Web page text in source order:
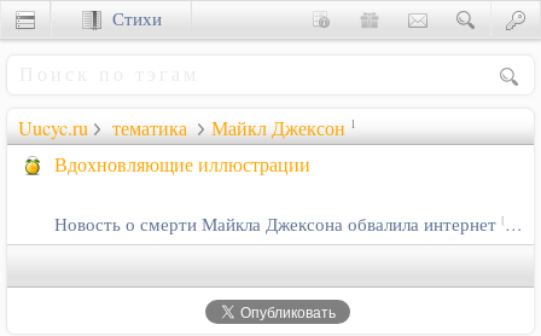
Uucyc.ru тематика Майкл Джексон 1
Вдохновляющие иллюстрации
Новость о смерти Майкла Джексона обвалила интернет [Человек]
Стихи